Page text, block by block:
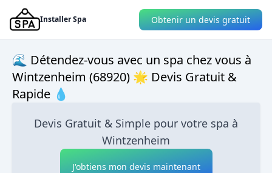
Installer Spa Obtenir un devis gratuit
🌊 Détendez-vous avec un spa chez vous à
Wintzenheim (68920) 🌟 Devis Gratuit &
Rapide 💧
Devis Gratuit & Simple pour votre spa à
Wintzenheim
J'obtiens mon devis maintenant